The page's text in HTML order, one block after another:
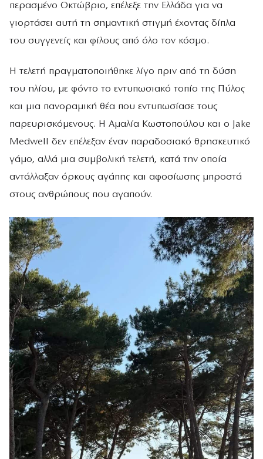
περασμένο Οκτώβριο, επέλεξε την Ελλάδα για να
γιορτάσει αυτή τη σημαντική στιγμή έχοντας δίπλα
του συγγενείς και φίλους από όλο τον κόσμο.
Η τελετή πραγματοποιήθηκε λίγο πριν από τη δύση
του ηλίου, με φόντο το εντυπωσιακό τοπίο της Πύλος
και μια πανοραμική θέα που εντυπωσίασε τους
παρευρισκόμενους. Η Αμαλία Κωστοπούλου και ο Jake
Medwell δεν επέλεξαν έναν παραδοσιακό θρησκευτικό
γάμο, αλλά μια συμβολική τελετή, κατά την οποία
αντάλλαξαν όρκους αγάπης και αφοσίωσης μπροστά
στους ανθρώπους που αγαπούν.